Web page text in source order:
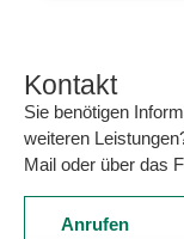
Kontakt
Sie benötigen
weiteren
Mail oder über das
Anrufen